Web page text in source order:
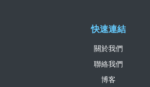
快速連結
關於我們
聯絡我們
博客